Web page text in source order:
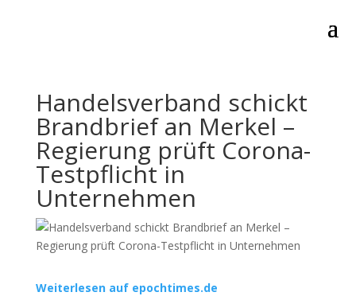
Handelsverband schickt
Brandbrief an Merkel –
Regierung prüft Corona-
Testpflicht in
Unternehmen
Weiterlesen auf epochtimes.de